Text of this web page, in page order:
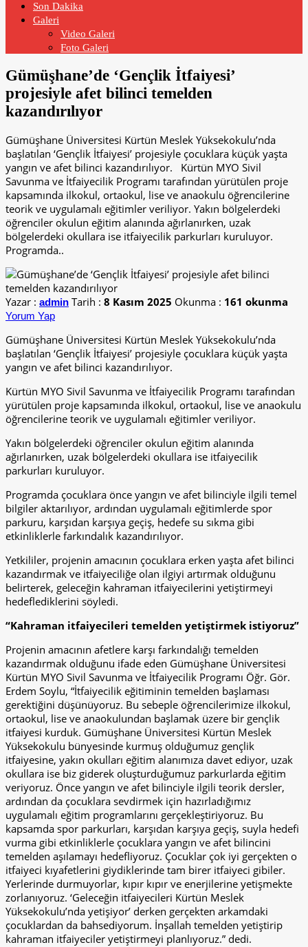
Son Dakika
Galeri
Video Galeri
Foto Galeri
Gümüşhane’de ‘Gençlik İtfaiyesi’
projesiyle afet bilinci temelden
kazandırılıyor
Gümüşhane Üniversitesi Kürtün Meslek Yüksekokulu’nda
başlatılan ‘Gençlik İtfaiyesi’ projesiyle çocuklara küçük yaşta
yangın ve afet bilinci kazandırılıyor. Kürtün MYO Sivil
Savunma ve İtfaiyecilik Programı tarafından yürütülen proje
kapsamında ilkokul, ortaokul, lise ve anaokulu öğrencilerine
teorik ve uygulamalı eğitimler veriliyor. Yakın bölgelerdeki
öğrenciler okulun eğitim alanında ağırlanırken, uzak
bölgelerdeki okullara ise itfaiyecilik parkurları kuruluyor.
Programda..
Yazar : admin Tarih : 8 Kasım 2025 Okunma : 161 okunma
Yorum Yap
Gümüşhane Üniversitesi Kürtün Meslek Yüksekokulu’nda
başlatılan ‘Gençlik İtfaiyesi’ projesiyle çocuklara küçük yaşta
yangın ve afet bilinci kazandırılıyor.
Kürtün MYO Sivil Savunma ve İtfaiyecilik Programı tarafından
yürütülen proje kapsamında ilkokul, ortaokul, lise ve anaokulu
öğrencilerine teorik ve uygulamalı eğitimler veriliyor.
Yakın bölgelerdeki öğrenciler okulun eğitim alanında
ağırlanırken, uzak bölgelerdeki okullara ise itfaiyecilik
parkurları kuruluyor.
Programda çocuklara önce yangın ve afet bilinciyle ilgili temel
bilgiler aktarılıyor, ardından uygulamalı eğitimlerde spor
parkuru, karşıdan karşıya geçiş, hedefe su sıkma gibi
etkinliklerle farkındalık kazandırılıyor.
Yetkililer, projenin amacının çocuklara erken yaşta afet bilinci
kazandırmak ve itfaiyeciliğe olan ilgiyi artırmak olduğunu
belirterek, geleceğin kahraman itfaiyecilerini yetiştirmeyi
hedeflediklerini söyledi.
“Kahraman itfaiyecileri temelden yetiştirmek istiyoruz”
Projenin amacının afetlere karşı farkındalığı temelden
kazandırmak olduğunu ifade eden Gümüşhane Üniversitesi
Kürtün MYO Sivil Savunma ve İtfaiyecilik Programı Öğr. Gör.
Erdem Soylu, “İtfaiyecilik eğitiminin temelden başlaması
gerektiğini düşünüyoruz. Bu sebeple öğrencilerimize ilkokul,
ortaokul, lise ve anaokulundan başlamak üzere bir gençlik
itfaiyesi kurduk. Gümüşhane Üniversitesi Kürtün Meslek
Yüksekokulu bünyesinde kurmuş olduğumuz gençlik
itfaiyesine, yakın okulları eğitim alanımıza davet ediyor, uzak
okullara ise biz giderek oluşturduğumuz parkurlarda eğitim
veriyoruz. Önce yangın ve afet bilinciyle ilgili teorik dersler,
ardından da çocuklara sevdirmek için hazırladığımız
uygulamalı eğitim programlarını gerçekleştiriyoruz. Bu
kapsamda spor parkurları, karşıdan karşıya geçiş, suyla hedefi
vurma gibi etkinliklerle çocuklara yangın ve afet bilincini
temelden aşılamayı hedefliyoruz. Çocuklar çok iyi gerçekten o
itfaiyeci kıyafetlerini giydiklerinde tam birer itfaiyeci gibiler.
Yerlerinde durmuyorlar, kıpır kıpır ve enerjilerine yetişmekte
zorlanıyoruz. ‘Geleceğin itfaiyecileri Kürtün Meslek
Yüksekokulu’nda yetişiyor’ derken gerçekten arkamdaki
çocuklardan da bahsediyorum. İnşallah temelden yetiştirip
kahraman itfaiyeciler yetiştirmeyi planlıyoruz.” dedi.